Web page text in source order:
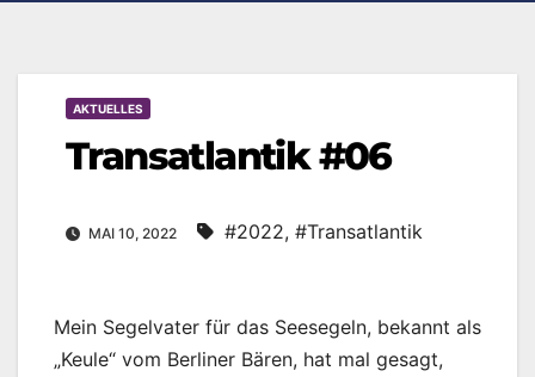
AKTUELLES
Transatlantik #06
MAI 10, 2022 #2022, #Transatlantik
Mein Segelvater für das Seesegeln, bekannt als
„Keule“ vom Berliner Bären, hat mal gesagt,